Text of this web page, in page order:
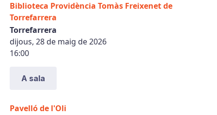
Biblioteca Providència Tomàs Freixenet de
Torrefarrera
Torrefarrera
dijous, 28 de maig de 2026
16:00
A sala
Pavelló de l'Oli